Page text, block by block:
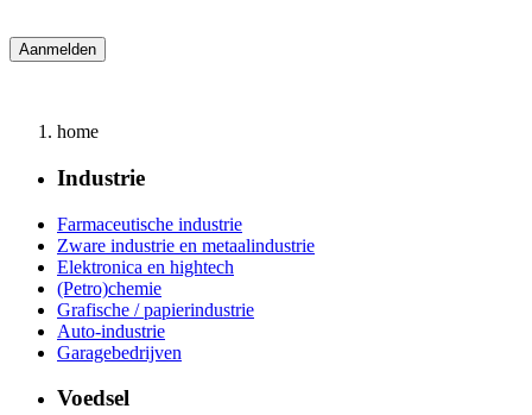
home
Industrie
Farmaceutische industrie
Zware industrie en metaalindustrie
Elektronica en hightech
(Petro)chemie
Grafische / papierindustrie
Auto-industrie
Garagebedrijven
Voedsel